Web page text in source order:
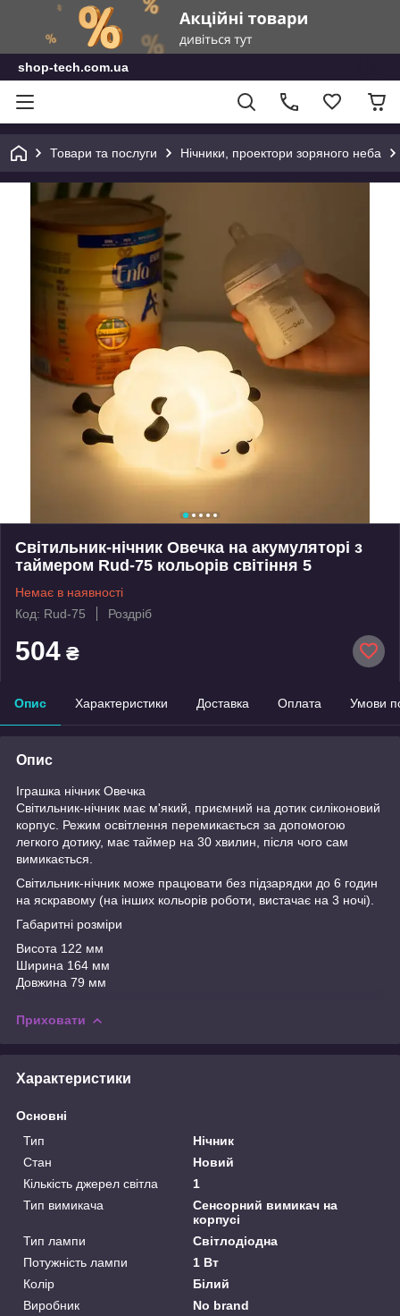
shop-tech.com.ua
Товари та послуги Нічники, проектори зоряного неба
Світильник-нічник Овечка на акумуляторі з
таймером Rud-75 кольорів світіння 5
Немає в наявності
Код: Rud-75
Роздріб
504 ₴
Опис Характеристики Доставка Оплата Умови
Опис
Іграшка нічник Овечка
Світильник-нічник має м'який, приємний на дотик силіконовий
корпус. Режим освітлення перемикається за допомогою
легкого дотику, має таймер на 30 хвилин, після чого сам
вимикається.
Світильник-нічник може працювати без підзарядки до 6 годин
на яскравому (на інших кольорів роботи, вистачає на 3 ночі).
Габаритні розміри
Висота 122 мм
Ширина 164 мм
Довжина 79 мм
Приховати
Характеристики
Основні
Тип
Нічник
Стан
Новий
Кількість джерел світла
1
Тип вимикача
Сенсорний вимикач на
корпусі
Тип лампи
Світлодіодна
Потужність лампи
1 Вт
Колір
Білий
Виробник
No brand